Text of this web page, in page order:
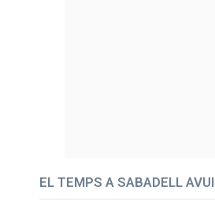
EL TEMPS A SABADELL AVUI